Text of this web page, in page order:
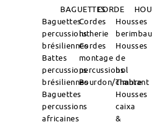
BAGUETTESCORDE
Baguettes
percussions
brésiliennes
Battes
percussions
brésiliennes
Baguettes
percussions
africaines
Cordes
lutherie
Cordes
montage
percussions
Bourdon/Timbre
Housses
berimbau
Housses
de
bol
chantant
Housses
caixa
&